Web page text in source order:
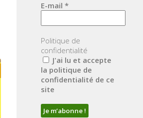
E-mail *
Politique de
confidentialité
J'ai lu et accepte
la politique de
confidentialité de ce
site